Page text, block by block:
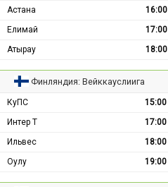
Астана
16:00
Елимай
17:00
Атырау
18:00
Финляндия: Вейккауслиига
КуПС 15:00
Интер Т
17:00
Ильвес
18:00
Оулу
19:00